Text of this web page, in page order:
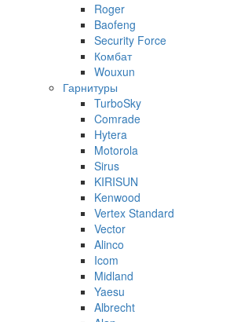
Roger
Baofeng
Security Force
Комбат
Wouxun
Гарнитуры
TurboSky
Comrade
Hytera
Motorola
Sirus
KIRISUN
Kenwood
Vertex Standard
Vector
Alinco
Icom
Midland
Yaesu
Albrecht